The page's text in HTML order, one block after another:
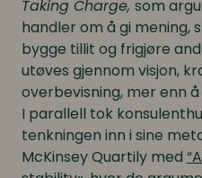
Taking Charge, som
handler om å gi mening,
bygge tillit og frigjøre
utøves gjennom visjon,
overbevisning, mer enn
I parallell tok
tenkningen inn i sine
McKinsey Quartily med